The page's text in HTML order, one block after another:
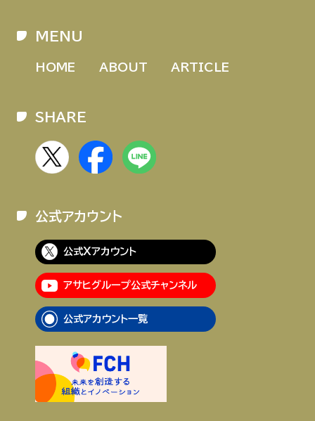
MENU
HOME ABOUT ARTICLE
SHARE
公式アカウント
公式Xアカウント
アサヒグループ公式チャンネル
公式アカウント一覧